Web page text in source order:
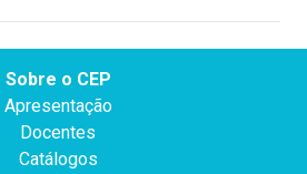
Sobre o CEP
Apresentação
Docentes
Catálogos